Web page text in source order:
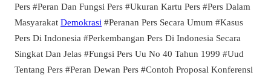
Pers #Peran Dan Fungsi Pers #Ukuran Kartu Pers #Pers Dalam
Masyarakat Demokrasi #Peranan Pers Secara Umum #Kasus
Pers Di Indonesia #Perkembangan Pers Di Indonesia Secara
Singkat Dan Jelas #Fungsi Pers Uu No 40 Tahun 1999 #Uud
Tentang Pers #Peran Dewan Pers #Contoh Proposal Konferensi